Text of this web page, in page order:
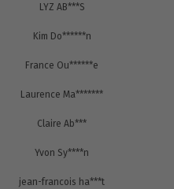
LYZ AB***S
Kim Do******n
France Ou******e
Laurence Ma*******
Claire Ab***
Yvon Sy****n
jean-francois ha***t